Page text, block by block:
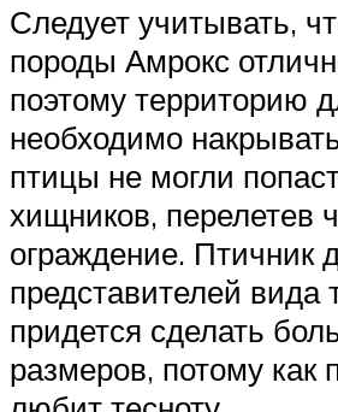
Следует учитывать,
породы Амрокс
поэтому территорию
необходимо
птицы не могли
хищников, перелетев
ограждение. Птичник
представителей вида
придется сделать
размеров, потому как